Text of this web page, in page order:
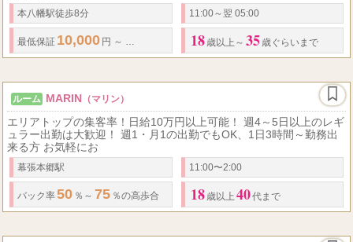
本八幡駅徒歩8分 11:00～翌 05:00
最低保証 10,000 円 ～ 歩合率 70% ❤オプション全額バ
18 歳以上～ 35 歳ぐらいまで
ルーム MARIN （マリン）
エリアトップの集客率！日給10万円以上可能！ 週4～5日以上のレギ
ュラー出勤は大歓迎！ 週1・月1の出勤でもOK、1日3時間～勤務出
来る方 お気軽にお
幕張本郷駅 11:00〜2:00
バック率50 ％～ 75 ％の高歩合 18 歳以上 40代まで